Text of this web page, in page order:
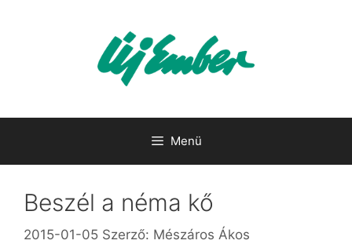
Menü
Beszél a néma kő
2015-01-05 Szerző: Mészáros Ákos